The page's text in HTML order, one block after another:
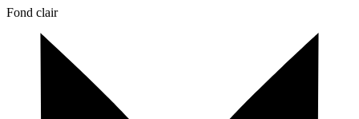
Fond clair